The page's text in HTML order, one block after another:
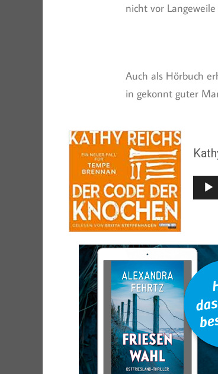
nicht vor
Auch als Hörbuch
in gekonnt guter